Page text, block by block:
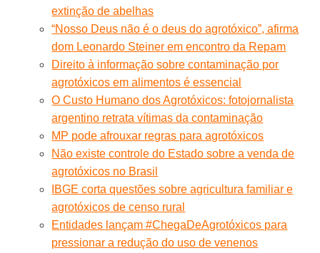
extinção de abelhas
“Nosso Deus não é o deus do agrotóxico”, afirma
dom Leonardo Steiner em encontro da Repam
Direito à informação sobre contaminação por
agrotóxicos em alimentos é essencial
O Custo Humano dos Agrotóxicos: fotojornalista
argentino retrata vítimas da contaminação
MP pode afrouxar regras para agrotóxicos
Não existe controle do Estado sobre a venda de
agrotóxicos no Brasil
IBGE corta questões sobre agricultura familiar e
agrotóxicos de censo rural
Entidades lançam #ChegaDeAgrotóxicos para
pressionar a redução do uso de venenos